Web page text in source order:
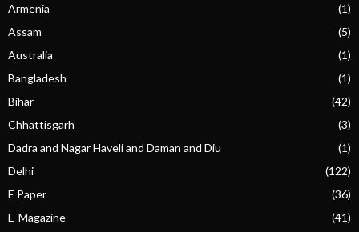
Armenia
(1)
Assam
(5)
Australia
(1)
Bangladesh
(1)
Bihar
(42)
Chhattisgarh
(3)
Dadra and Nagar Haveli and Daman and Diu
(1)
Delhi
(122)
E Paper
(36)
E-Magazine
(41)